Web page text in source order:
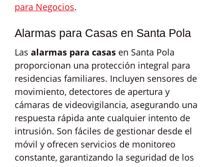
para Negocios.
Alarmas para Casas en Santa Pola
Las alarmas para casas en Santa Pola
proporcionan una protección integral para
residencias familiares. Incluyen sensores de
movimiento, detectores de apertura y
cámaras de videovigilancia, asegurando una
respuesta rápida ante cualquier intento de
intrusión. Son fáciles de gestionar desde el
móvil y ofrecen servicios de monitoreo
constante, garantizando la seguridad de los